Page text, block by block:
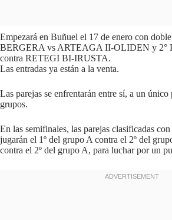
Empezará en Buñuel el 17 de enero con
BERGERA vs ARTEAGA II-OLIDEN y
contra RETEGI BI-IRUSTA.
Las entradas ya están a la venta.
Las parejas se enfrentarán entre sí, a un
grupos.
En las semifinales, las parejas clasificadas
jugarán el 1º del grupo A contra el 2º del
contra el 2º del grupo A, para luchar por un